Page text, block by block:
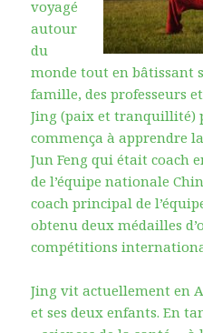
voyagé
autour
du
monde tout en bâtissant
famille, des professeurs
Jing (paix et tranquillité)
commença à apprendre
Jun Feng qui était coach
de l’équipe nationale
coach principal de
obtenu deux médailles
compétitions
Jing vit actuellement en
et ses deux enfants. En